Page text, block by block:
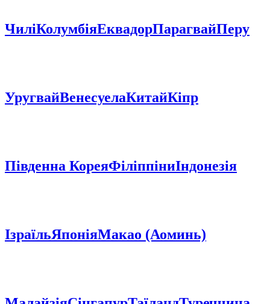
ЧиліКолумбіяЕквадорПарагвайПеру
УругвайВенесуелаКитайКіпр
Південна КореяФіліппіниІндонезія
ІзраїльЯпоніяМакао (Аоминь)